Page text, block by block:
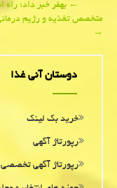
navigation
←بهفر خبر داد؛ راه
متخصص تغذیه و رژیم
→
دوستان آنی غذا
خرید بک لینک
رپورتاژ آگهی
رپورتاژ آگهی تخصصی